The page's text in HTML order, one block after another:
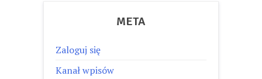
META
Zaloguj się
Kanał wpisów